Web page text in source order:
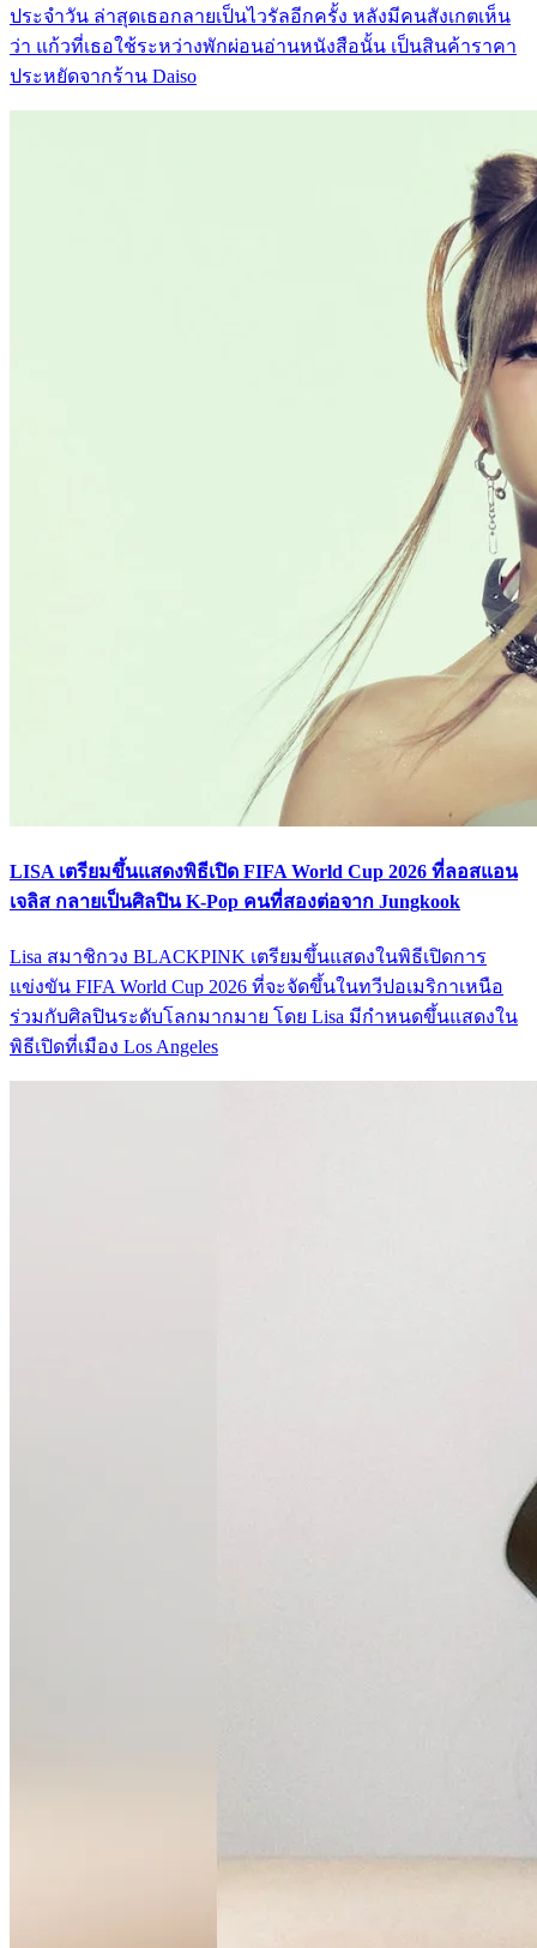
ประจำวัน ล่าสุดเธอกลายเป็นไวรัลอีกครั้ง หลังมีคนสังเกตเห็น
ว่า แก้วที่เธอใช้ระหว่างพักผ่อนอ่านหนังสือนั้น เป็นสินค้าราคา
ประหยัดจากร้าน Daiso
LISA เตรียมขึ้นแสดงพิธีเปิด FIFA World Cup 2026 ที่ลอสแอน
เจลิส กลายเป็นศิลปิน K-Pop คนที่สองต่อจาก Jungkook
Lisa สมาชิกวง BLACKPINK เตรียมขึ้นแสดงในพิธีเปิดการ
แข่งขัน FIFA World Cup 2026 ที่จะจัดขึ้นในทวีปอเมริกาเหนือ
ร่วมกับศิลปินระดับโลกมากมาย โดย Lisa มีกำหนดขึ้นแสดงใน
พิธีเปิดที่เมือง Los Angeles